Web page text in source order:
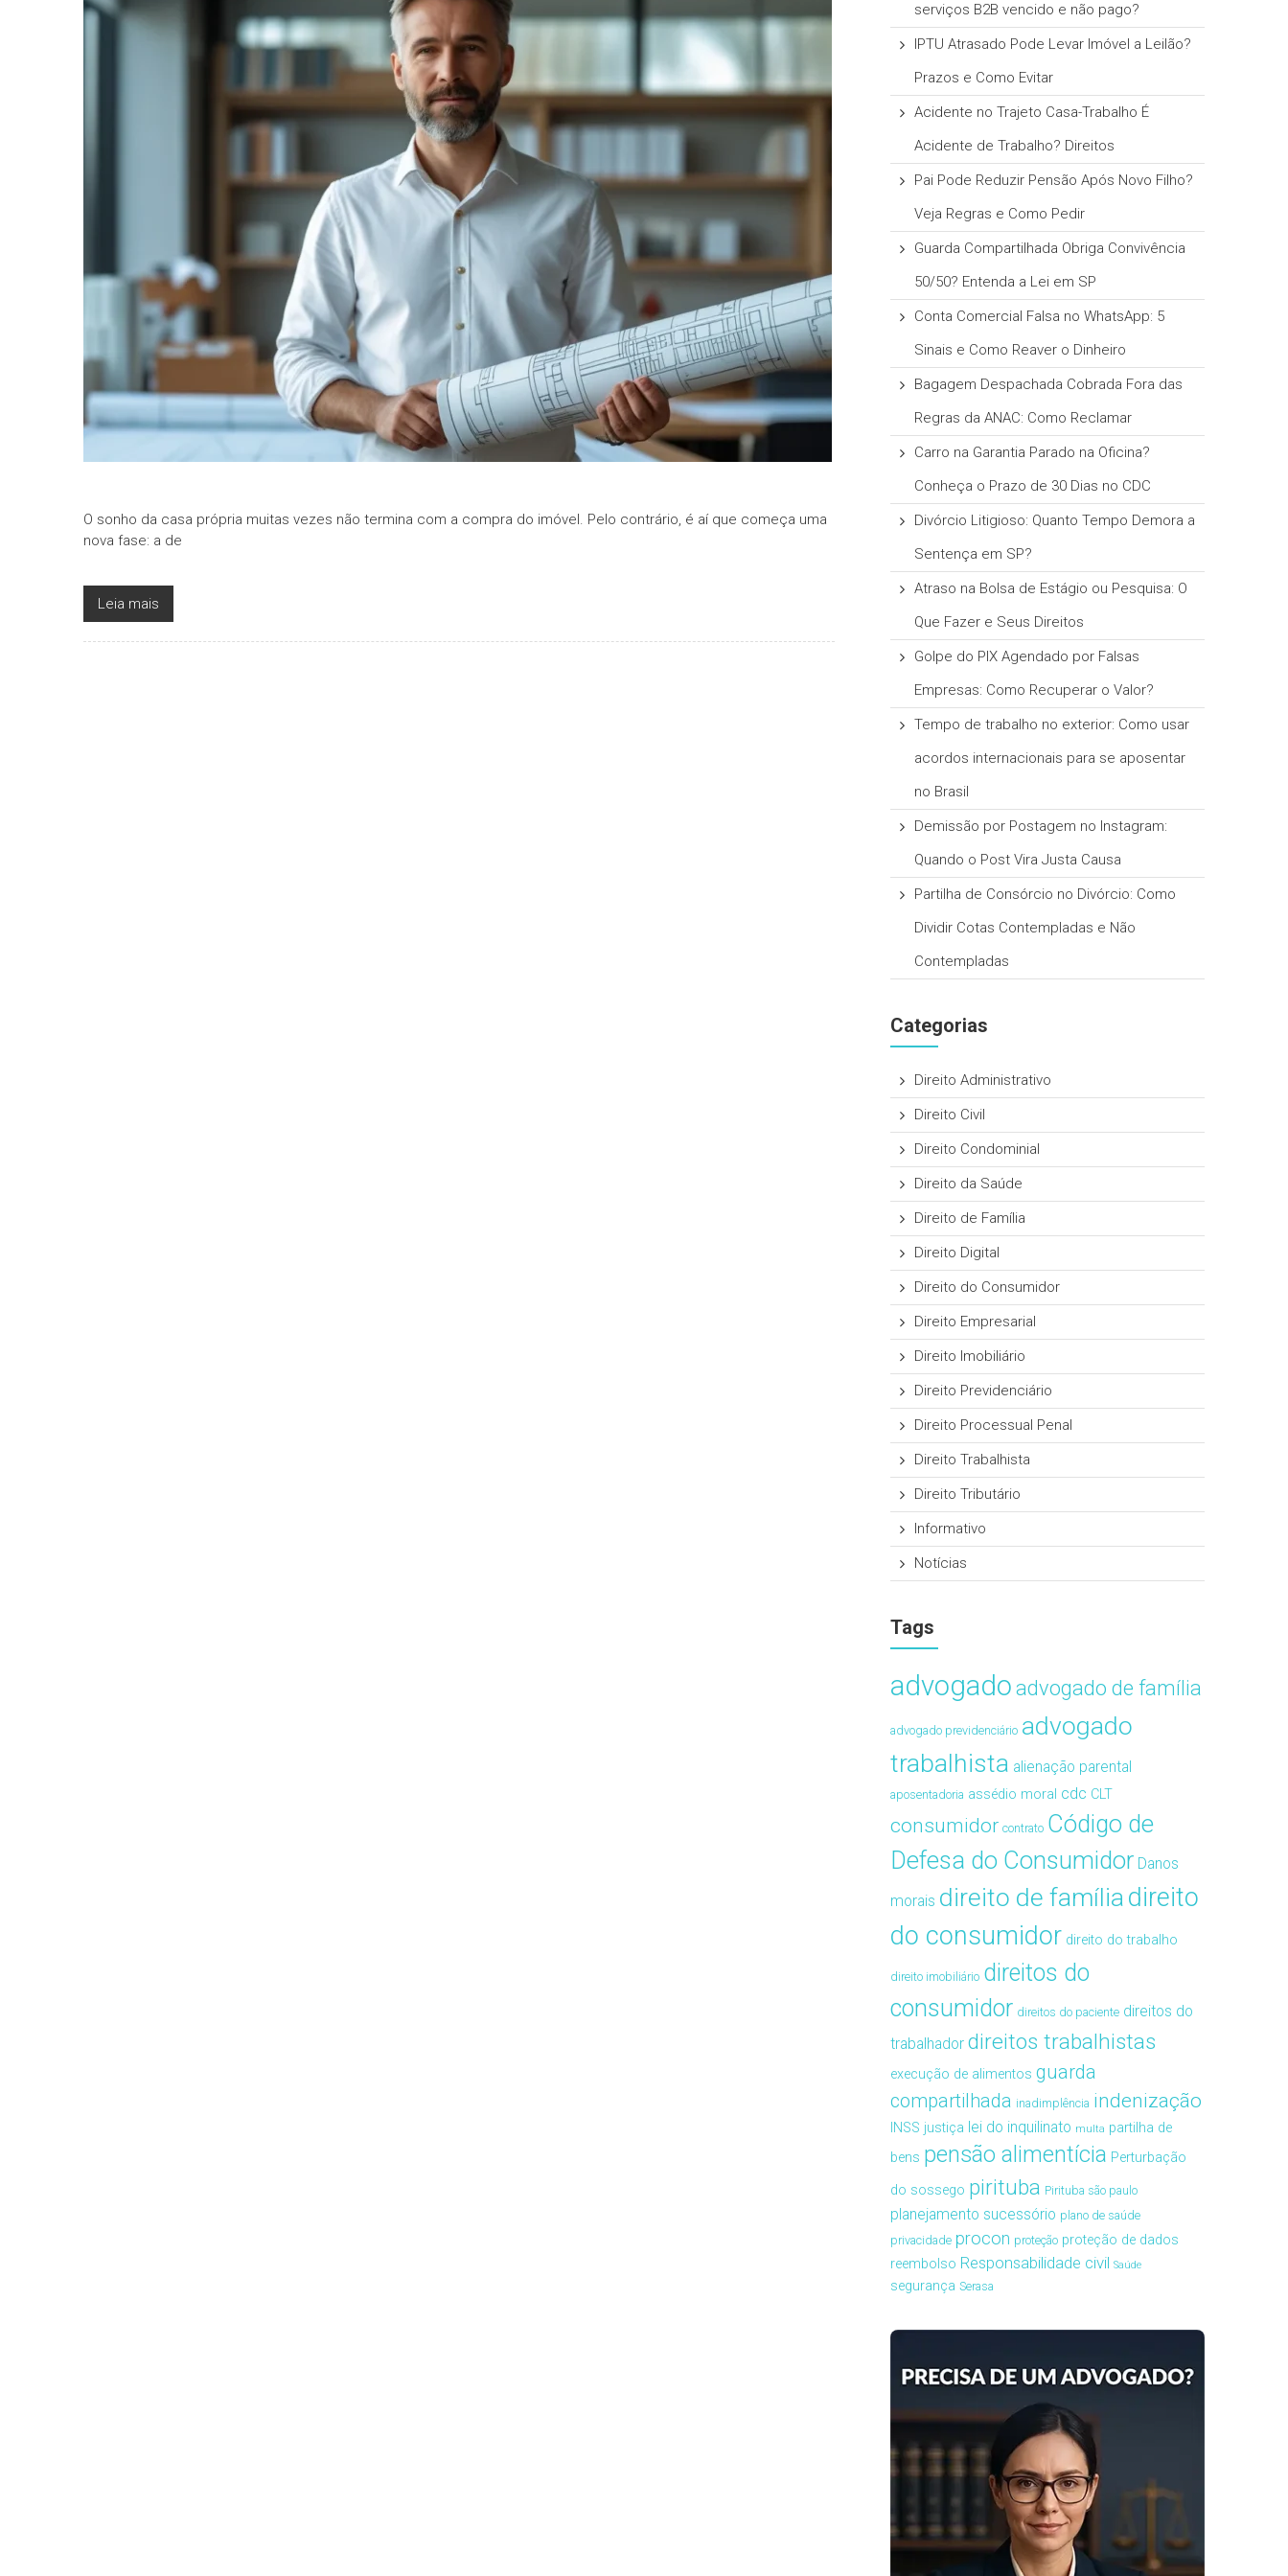
informe-nos
O sonho da casa própria muitas vezes não termina com a compra do imóvel. Pelo contrário, é aí que começa uma
nova fase: a de
Leia mais
serviços B2B vencido e não pago?
IPTU Atrasado Pode Levar Imóvel a Leilão?
Prazos e Como Evitar
Acidente no Trajeto Casa-Trabalho É
Acidente de Trabalho? Direitos
Pai Pode Reduzir Pensão Após Novo Filho?
Veja Regras e Como Pedir
Guarda Compartilhada Obriga Convivência
50/50? Entenda a Lei em SP
Conta Comercial Falsa no WhatsApp: 5
Sinais e Como Reaver o Dinheiro
Bagagem Despachada Cobrada Fora das
Regras da ANAC: Como Reclamar
Carro na Garantia Parado na Oficina?
Conheça o Prazo de 30 Dias no CDC
Divórcio Litigioso: Quanto Tempo Demora a
Sentença em SP?
Atraso na Bolsa de Estágio ou Pesquisa: O
Que Fazer e Seus Direitos
Golpe do PIX Agendado por Falsas
Empresas: Como Recuperar o Valor?
Tempo de trabalho no exterior: Como usar
acordos internacionais para se aposentar
no Brasil
Demissão por Postagem no Instagram:
Quando o Post Vira Justa Causa
Partilha de Consórcio no Divórcio: Como
Dividir Cotas Contempladas e Não
Contempladas
Categorias
Direito Administrativo
Direito Civil
Direito Condominial
Direito da Saúde
Direito de Família
Direito Digital
Direito do Consumidor
Direito Empresarial
Direito Imobiliário
Direito Previdenciário
Direito Processual Penal
Direito Trabalhista
Direito Tributário
Informativo
Notícias
Tags
advogado advogado de família
advogado previdenciário advogado
trabalhista alienação parental
aposentadoria assédio moral cdc CLT
consumidor contrato Código de
Defesa do Consumidor Danos
morais direito de famíliadireito
do consumidor direito do trabalho
direito imobiliário direitos do
consumidor direitos do paciente direitos do
trabalhador direitos trabalhistas
execução de alimentos guarda
compartilhada inadimplência indenização
INSS justiça lei do inquilinato multa partilha de
bens pensão alimentícia Perturbação
do sossego pirituba Pirituba são paulo
planejamento sucessório plano de saúde
privacidade procon proteção proteção de dados
reembolso Responsabilidade civil Saúde
segurança Serasa